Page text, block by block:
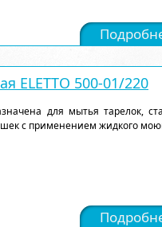
ELETTO 500-01/220
для мытья тарелок,
с применением жидкого